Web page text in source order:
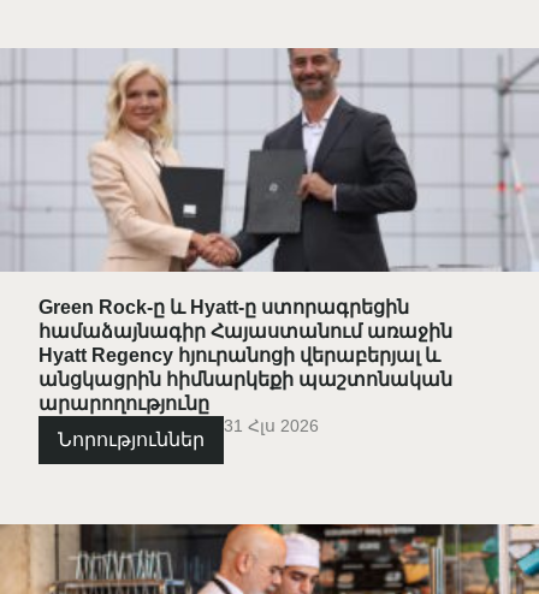
Green Rock-ը և Hyatt-ը ստորագրեցին
համաձայնագիր Հայաստանում առաջին
Hyatt Regency հյուրանոցի վերաբերյալ և
անցկացրին հիմնարկեքի պաշտոնական
արարողությունը
Նորություններ
31 Հլս 2026